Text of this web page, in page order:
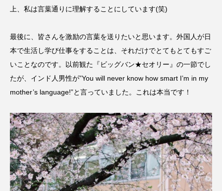
上、私は言葉通りに理解することにしています(笑)
最後に、皆さんを激励の言葉を送りたいと思います。外国人が日
本で生活し学び仕事をすることは、それだけでとてもとてもすご
いことなのです。以前観た『ビッグバン★セオリー』の一節でし
たが、インド人男性が”You will never know how smart I’m in my
mother’s language!”と言っていました。これは本当です！